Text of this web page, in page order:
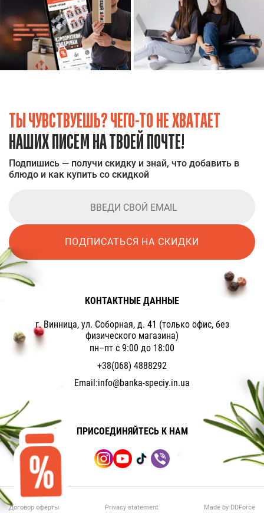
ТЫ ЧУВСТВУЕШЬ? ЧЕГО-ТО НЕ ХВАТАЕТ
НАШИХ ПИСЕМ НА ТВОЕЙ ПОЧТЕ!
Подпишись — получи скидку и знай, что добавить в
блюдо и как купить со скидкой
ПОДПИСАТЬСЯ НА СКИДКИ
КОНТАКТНЫЕ ДАННЫЕ
г. Винница, ул. Соборная, д. 41 (только офис, без
физического магазина)
пн–пт с 9:00 до 18:00
+38(068) 4888292
Email:info@banka-speciy.in.ua
ПРИСОЕДИНЯЙТЕСЬ К НАМ
Договор оферты Privacy statement Made by DDForce